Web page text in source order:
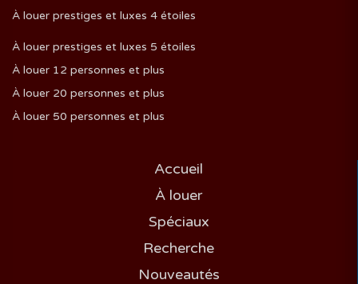
À louer prestiges et luxes 4 étoiles
À louer prestiges et luxes 5 étoiles
À louer 12 personnes et plus
À louer 20 personnes et plus
À louer 50 personnes et plus
Accueil
À louer
Spéciaux
Recherche
Nouveautés